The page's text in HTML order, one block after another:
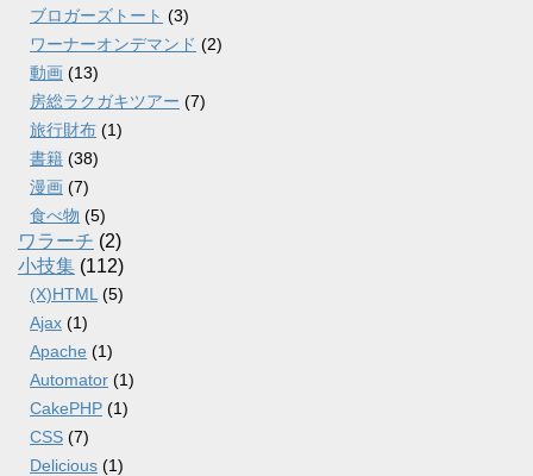
ブロガーズトート (3)
ワーナーオンデマンド (2)
動画 (13)
房総ラクガキツアー (7)
旅行財布 (1)
書籍 (38)
漫画 (7)
食べ物 (5)
ワラーチ (2)
小技集 (112)
(X)HTML (5)
Ajax (1)
Apache (1)
Automator (1)
CakePHP (1)
CSS (7)
Delicious (1)